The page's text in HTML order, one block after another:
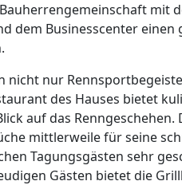
dem Businesscenter
nicht nur
des Hauses bietet
auf das
mittlerweile für seine
Tagungsgästen sehr
Gästen bietet die